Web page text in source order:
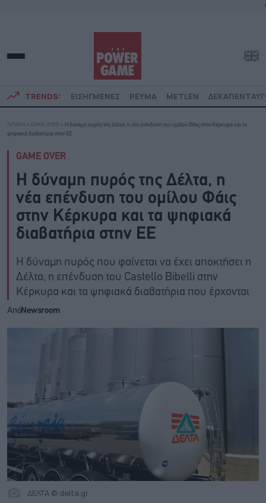
TRENDS: ΕΙΣΗΓΜΕΝΕΣ ΡΕΥΜΑ METLEN
ΑΡΧΙΚΗ » GAME OVER » Η δύναμη πυρός της Δέλτα, η νέα επένδυση του ομίλου Φάις στην Κέρκυρα και τα
ψηφιακά διαβατήρια στην ΕΕ
GAME OVER
Η δύναμη πυρός της Δέλτα, η
νέα επένδυση του ομίλου Φάις
στην Κέρκυρα και τα ψηφιακά
διαβατήρια στην ΕΕ
Η δύναμη πυρός που φαίνεται να έχει αποκτήσει η
Δέλτα, η επένδυση του Castello Bibelli στην
Κέρκυρα και τα ψηφιακά διαβατήρια που έρχονται
ΑπόNewsroom
ΔΕΛΤΑ © delta.gr